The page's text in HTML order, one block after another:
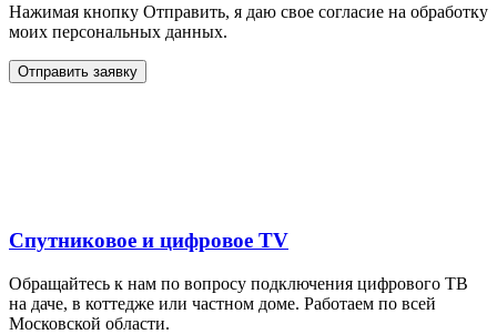
Нажимая кнопку Отправить, я даю свое согласие на обработку
моих персональных данных.
Отправить заявку
Спутниковое и цифровое TV
Обращайтесь к нам по вопросу подключения цифрового ТВ
на даче, в коттедже или частном доме. Работаем по всей
Московской области.